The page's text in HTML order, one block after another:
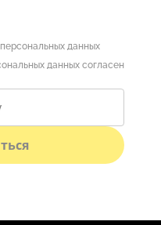
данных
данных согласен